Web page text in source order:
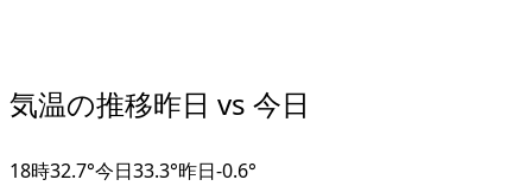
気温の推移昨日 vs 今日
18時32.7°今日33.3°昨日-0.6°